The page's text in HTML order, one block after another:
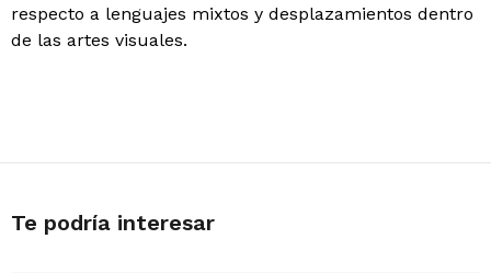
respecto a lenguajes mixtos y desplazamientos dentro
de las artes visuales.
Te podría interesar